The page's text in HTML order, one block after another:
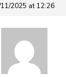
2025 at 12:26